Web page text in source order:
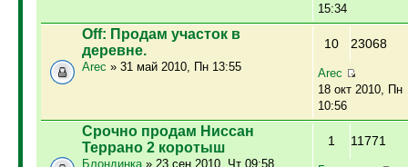
15:34
Off: Продам участок в
деревне.
Arec » 31 май 2010, Пн 13:55
10 23068
Arec
18 окт 2010, Пн
10:56
Срочно продам Ниссан
Террано 2 коротыш
Блондинка» 23 сен 2010, Чт 09:58
1 11771